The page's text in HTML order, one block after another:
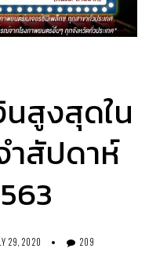
สูงสุดใน
ำสัปดาห์
29, 2020
209